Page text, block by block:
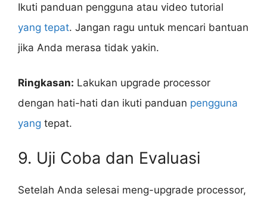
Ikuti panduan pengguna atau video tutorial
yang tepat. Jangan ragu untuk mencari bantuan
jika Anda merasa tidak yakin.
Ringkasan: Lakukan upgrade processor
dengan hati-hati dan ikuti panduan pengguna
yang tepat.
9. Uji Coba dan Evaluasi
Setelah Anda selesai meng-upgrade processor,